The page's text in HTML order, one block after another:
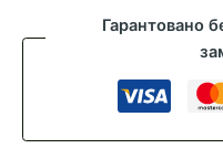
d-
Персик
Гарантовано